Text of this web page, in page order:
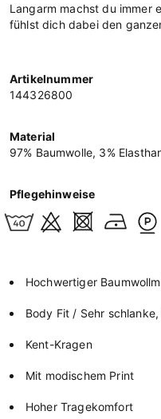
Langarm machst du immer
fühlst dich dabei den
Artikelnummer
144326800
Material
97% Baumwolle, 3%
Pflegehinweise
Hochwertiger
Body Fit / Sehr
Kent-Kragen
Mit modischem Print
Hoher Tragekomfort